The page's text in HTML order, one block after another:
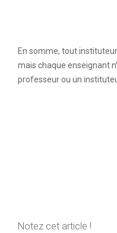
En somme, tout
mais chaque enseignant
professeur ou un
Notez cet article !